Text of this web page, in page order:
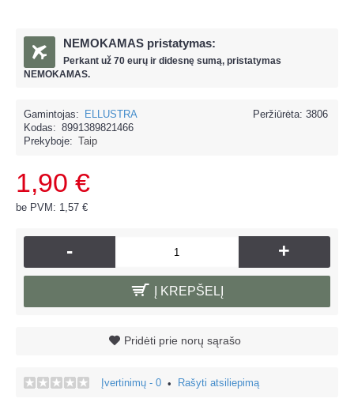
NEMOKAMAS pristatymas:
Perkant už 70 eurų ir didesnę sumą, pristatymas
NEMOKAMAS.
Peržiūrėta: 3806
Gamintojas:
ELLUSTRA
Kodas: 8991389821466
Prekyboje: Taip
1,90 €
be PVM: 1,57 €
- +
Į KREPŠELĮ
Pridėti prie norų sąrašo
Įvertinimų - 0 • Rašyti atsiliepimą